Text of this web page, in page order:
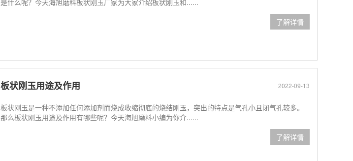
了解详情
2022-09-13
板状刚玉用途及作用
板状刚玉是一种不添加任何添加剂而烧成收缩彻底的烧结刚玉，突出的特点是气孔小且闭气孔较多。
那么板状刚玉用途及作用有哪些呢？今天海旭磨料小编为你介......
了解详情